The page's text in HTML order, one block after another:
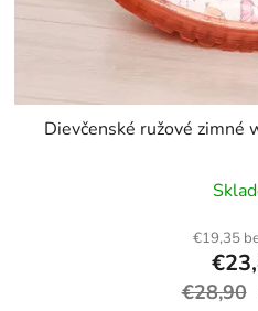
Dievčenské ružové
€19,35
€28,90